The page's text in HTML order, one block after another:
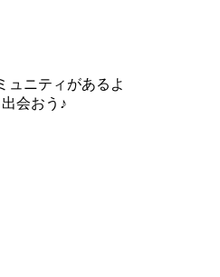
ュニティがあるよ
会おう♪